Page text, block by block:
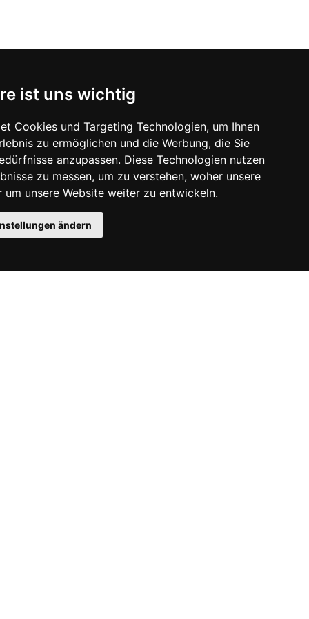
ist uns wichtig
Cookies und Targeting Technologien, um Ihnen
zu ermöglichen und die Werbung, die Sie
anzupassen. Diese Technologien nutzen
zu messen, um zu verstehen, woher unsere
um unsere Website weiter zu entwickeln.
ändern